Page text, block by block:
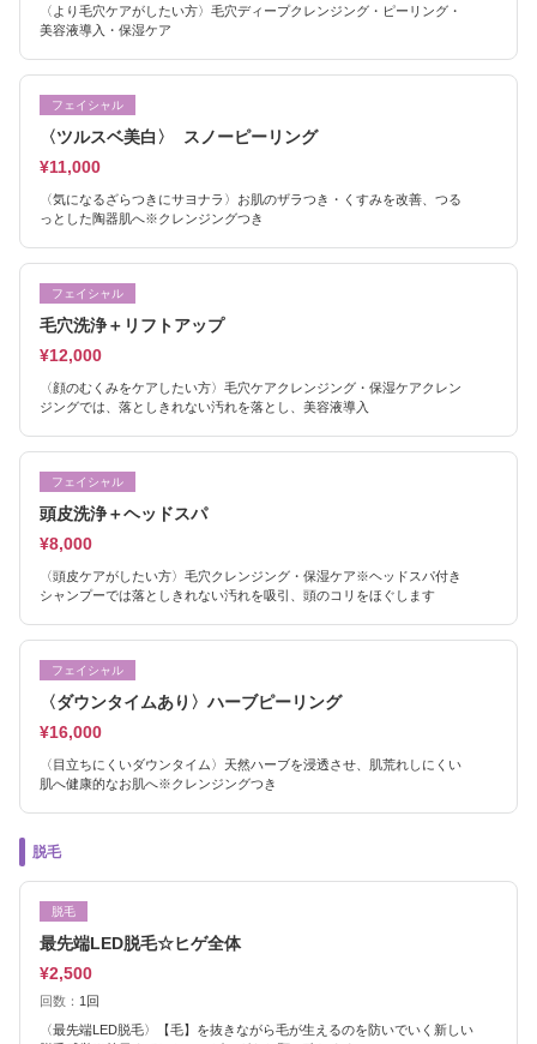
〈より毛穴ケアがしたい方〉毛穴ディープクレンジング・ピーリング・
美容液導入・保湿ケア
フェイシャル
〈ツルスベ美白〉 スノーピーリング
¥11,000
〈気になるざらつきにサヨナラ〉お肌のザラつき・くすみを改善、つる
っとした陶器肌へ※クレンジングつき
フェイシャル
毛穴洗浄＋リフトアップ
¥12,000
〈顔のむくみをケアしたい方〉毛穴ケアクレンジング・保湿ケアクレン
ジングでは、落としきれない汚れを落とし、美容液導入
フェイシャル
頭皮洗浄＋ヘッドスパ
¥8,000
〈頭皮ケアがしたい方〉毛穴クレンジング・保湿ケア※ヘッドスパ付き
シャンプーでは落としきれない汚れを吸引、頭のコリをほぐします
フェイシャル
〈ダウンタイムあり〉ハーブピーリング
¥16,000
〈目立ちにくいダウンタイム〉天然ハーブを浸透させ、肌荒れしにくい
肌へ健康的なお肌へ※クレンジングつき
脱毛
脱毛
最先端LED脱毛☆ヒゲ全体
¥2,500
回数： 1回
〈最先端LED脱毛〉【毛】を抜きながら毛が生えるのを防いでいく新しい